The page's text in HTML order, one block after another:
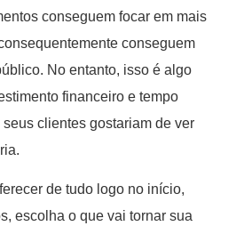
conseguem focar em mais
conseguem
No entanto, isso é algo
financeiro e tempo
clientes gostariam de ver
de tudo logo no início,
escolha o que vai tornar sua